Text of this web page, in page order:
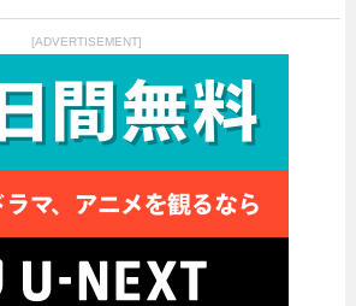
[ADVERTISEMENT]